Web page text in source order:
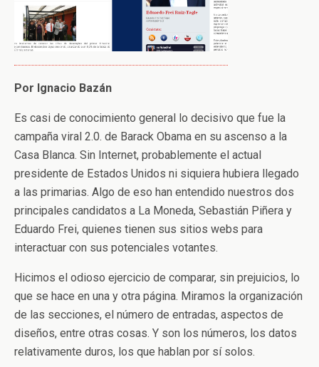
Por Ignacio Bazán
Es casi de conocimiento general lo decisivo que fue la
campaña viral 2.0. de Barack Obama en su ascenso a la
Casa Blanca. Sin Internet, probablemente el actual
presidente de Estados Unidos ni siquiera hubiera llegado
a las primarias. Algo de eso han entendido nuestros dos
principales candidatos a La Moneda, Sebastián Piñera y
Eduardo Frei, quienes tienen sus sitios webs para
interactuar con sus potenciales votantes.
Hicimos el odioso ejercicio de comparar, sin prejuicios, lo
que se hace en una y otra página. Miramos la organización
de las secciones, el número de entradas, aspectos de
diseños, entre otras cosas. Y son los números, los datos
relativamente duros, los que hablan por sí solos.